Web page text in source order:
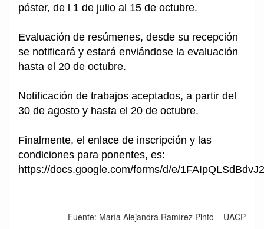
póster, de l 1 de julio al 15 de octubre.
Evaluación de resúmenes, desde su recepción
se notificará y estará enviándose la evaluación
hasta el 20 de octubre.
Notificación de trabajos aceptados, a partir del
30 de agosto y hasta el 20 de octubre.
Finalmente, el enlace de inscripción y las
condiciones para ponentes, es:
https://docs.google.com/forms/d/e/
Fuente: María Alejandra Ramírez Pinto – UACP